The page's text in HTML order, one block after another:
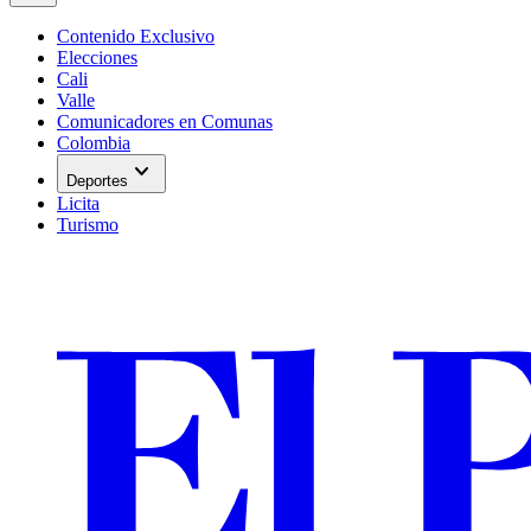
Contenido Exclusivo
Elecciones
Cali
Valle
Comunicadores en Comunas
Colombia
Deportes expand_more
Licita
Turismo